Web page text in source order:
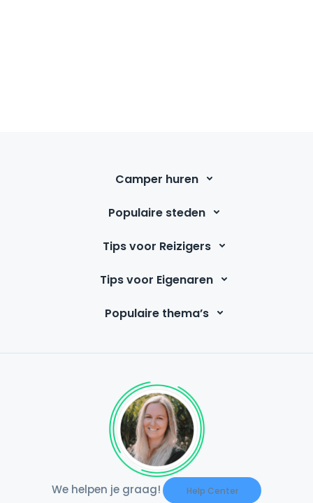
Camper huren
Populaire steden
Tips voor Reizigers
Tips voor Eigenaren
Populaire thema’s
We helpen je graag! Help Center